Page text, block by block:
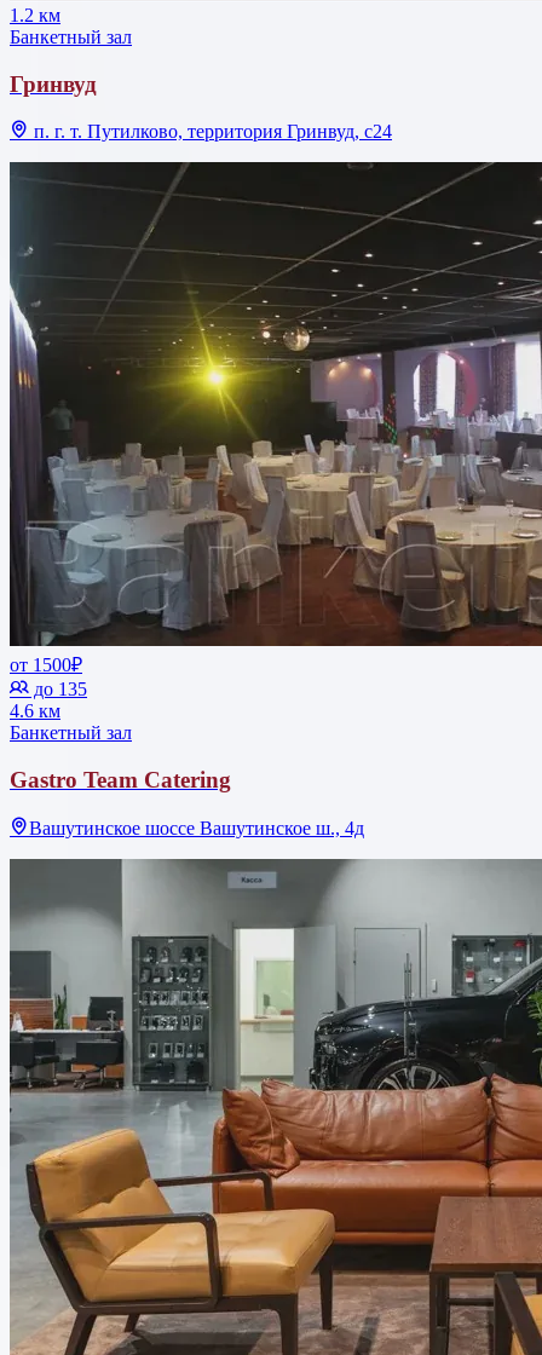
1.2 км
Банкетный зал
Гринвуд
п. г. т. Путилково, территория Гринвуд, с24
от 1500₽
до 135
4.6 км
Банкетный зал
Gastro Team Catering
Вашутинское шоссе Вашутинское ш., 4д